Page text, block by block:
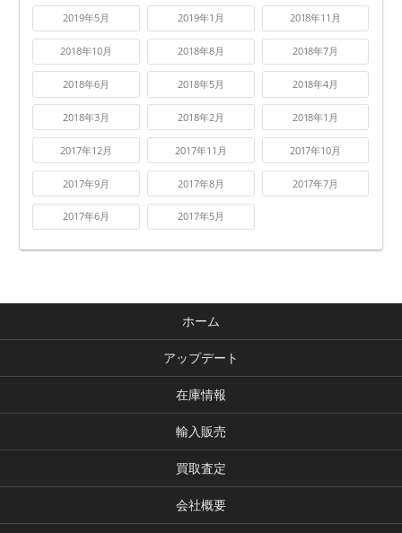
2019年5月 2019年1月 2018年11月
2018年10月 2018年8月 2018年7月
2018年6月 2018年5月 2018年4月
2018年3月 2018年2月 2018年1月
2017年12月 2017年11月 2017年10月
2017年9月 2017年8月 2017年7月
2017年6月 2017年5月
ホーム
アップデート
在庫情報
輸入販売
買取査定
会社概要